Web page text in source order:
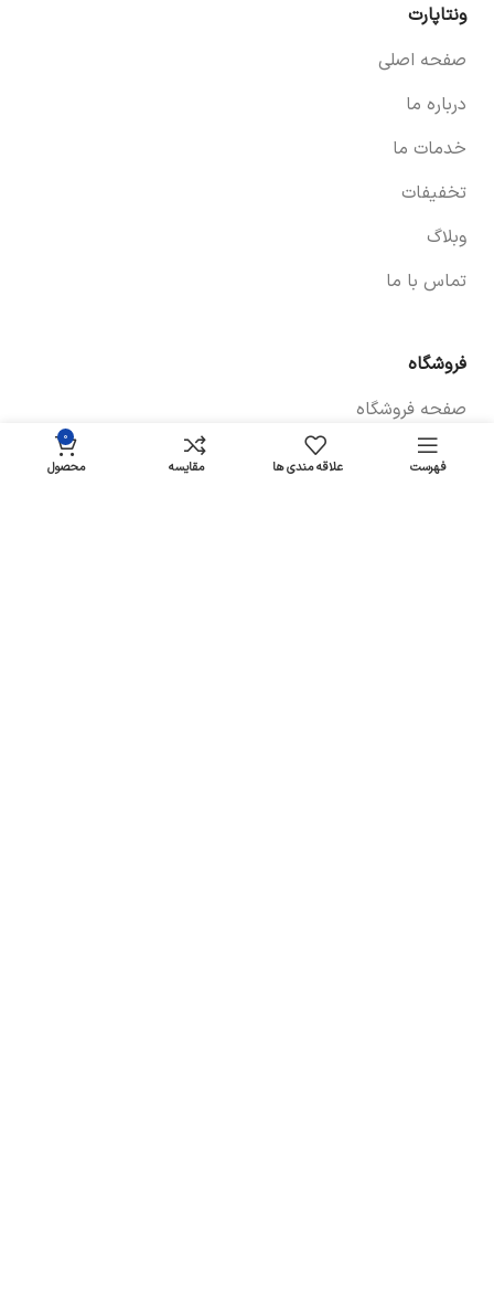
ونتاپارت
صفحه اصلی
درباره ما
خدمات ما
تخفیفات
وبلاگ
تماس با ما
فروشگاه
صفحه فروشگاه
شرایط پرداخت و ارسال
فهرست علاقه مندی ها مقایسه
0
محصول